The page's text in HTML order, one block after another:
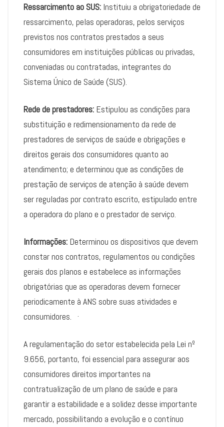
Ressarcimento ao SUS: Instituiu a obrigatoriedade de
ressarcimento, pelas operadoras, pelos serviços
previstos nos contratos prestados a seus
consumidores em instituições públicas ou privadas,
conveniadas ou contratadas, integrantes do
Sistema Único de Saúde (SUS).
Rede de prestadores: Estipulou as condições para
substituição e redimensionamento da rede de
prestadores de serviços de saúde e obrigações e
direitos gerais dos consumidores quanto ao
atendimento; e determinou que as condições de
prestação de serviços de atenção à saúde devem
ser reguladas por contrato escrito, estipulado entre
a operadora do plano e o prestador de serviço.
Informações: Determinou os dispositivos que devem
constar nos contratos, regulamentos ou condições
gerais dos planos e estabelece as informações
obrigatórias que as operadoras devem fornecer
periodicamente à ANS sobre suas atividades e
consumidores. ·
A regulamentação do setor estabelecida pela Lei nº
9.656, portanto, foi essencial para assegurar aos
consumidores direitos importantes na
contratualização de um plano de saúde e para
garantir a estabilidade e a solidez desse importante
mercado, possibilitando a evolução e o contínuo